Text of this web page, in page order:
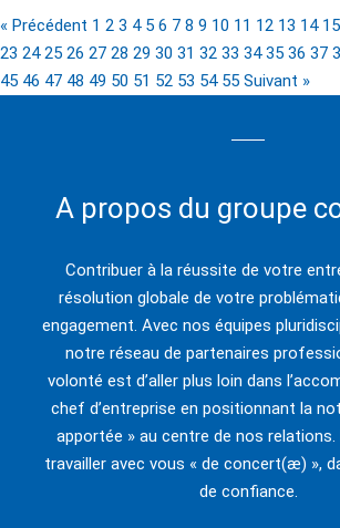
« Précédent 1 2 3 4 5 6 7 8 9 10 11 12 13 14 15
23 24 25 26 27 28 29 30 31 32 33 34 35 36 37
45 46 47 48 49 50 51 52 53 54 55 Suivant »
A propos du groupe
Contribuer à la réussite de votre
résolution globale de votre
engagement. Avec nos équipes
notre réseau de partenaires
volonté est d’aller plus loin dans
chef d’entreprise en positionnant la
apportée » au centre de nos
travailler avec vous « de concert(æ) »,
de confiance.